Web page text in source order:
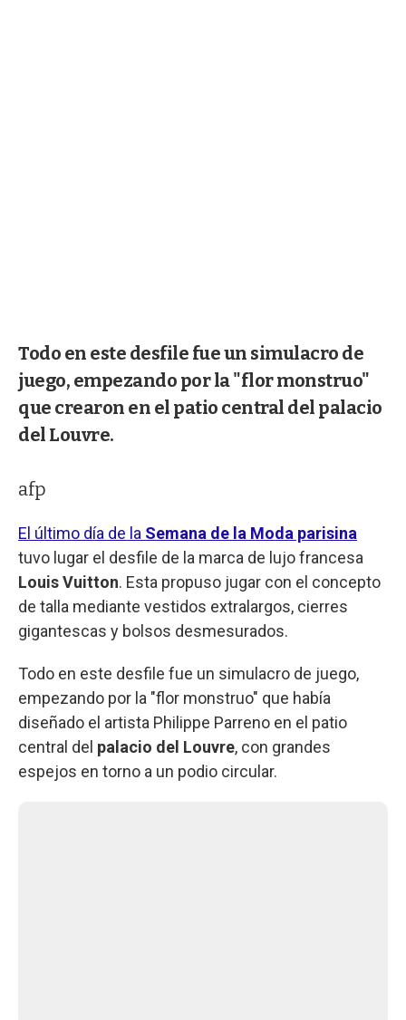
Todo en este desfile fue un simulacro de
juego, empezando por la "flor monstruo"
que crearon en el patio central del palacio
del Louvre.
afp
El último día de la Semana de la Moda parisina
tuvo lugar el desfile de la marca de lujo francesa
Louis Vuitton. Esta propuso jugar con el concepto
de talla mediante vestidos extralargos, cierres
gigantescas y bolsos desmesurados.
Todo en este desfile fue un simulacro de juego,
empezando por la "flor monstruo" que había
diseñado el artista Philippe Parreno en el patio
central del palacio del Louvre, con grandes
espejos en torno a un podio circular.